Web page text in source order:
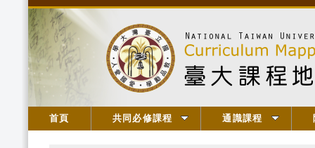
首頁 共同必修課程 通識課程